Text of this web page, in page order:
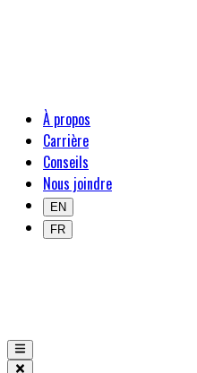
À propos
Carrière
Conseils
Nous joindre
EN
FR